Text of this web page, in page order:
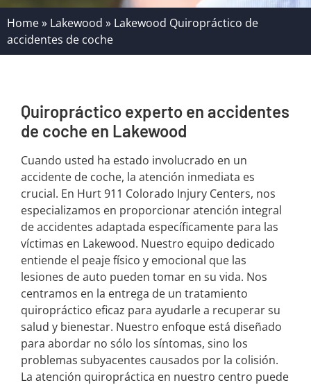
Home» Lakewood » Lakewood Quiropráctico de
accidentes de coche
Quiropráctico experto en accidentes
de coche en Lakewood
Cuando usted ha estado involucrado en un
accidente de coche, la atención inmediata es
crucial. En Hurt 911 Colorado Injury Centers, nos
especializamos en proporcionar atención integral
de accidentes adaptada específicamente para las
víctimas en Lakewood. Nuestro equipo dedicado
entiende el peaje físico y emocional que las
lesiones de auto pueden tomar en su vida. Nos
centramos en la entrega de un tratamiento
quiropráctico eficaz para ayudarle a recuperar su
salud y bienestar. Nuestro enfoque está diseñado
para abordar no sólo los síntomas, sino los
problemas subyacentes causados por la colisión.
La atención quiropráctica en nuestro centro puede